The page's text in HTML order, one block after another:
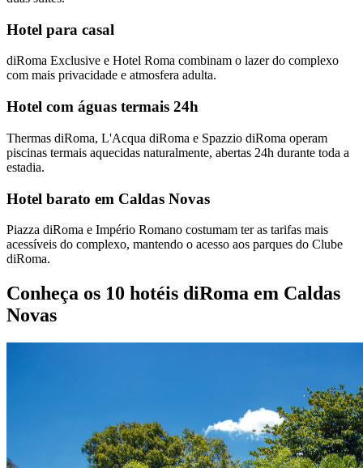
Hotel para casal
diRoma Exclusive e Hotel Roma combinam o lazer do complexo
com mais privacidade e atmosfera adulta.
Hotel com águas termais 24h
Thermas diRoma, L'Acqua diRoma e Spazzio diRoma operam
piscinas termais aquecidas naturalmente, abertas 24h durante toda a
estadia.
Hotel barato em Caldas Novas
Piazza diRoma e Império Romano costumam ter as tarifas mais
acessíveis do complexo, mantendo o acesso aos parques do Clube
diRoma.
Conheça os 10 hotéis diRoma em Caldas
Novas